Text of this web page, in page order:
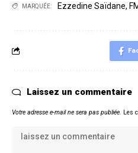
MARQUÉE: Ezzedine Saïdane,
Laissez un commentaire
Votre adresse e-mail ne sera pas publiée. Les